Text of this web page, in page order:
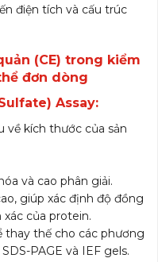
điện tích và cấu trúc
(CE) trong kiểm
đơn dòng
Assay:
về kích thước của sản
và cao phân giải.
giúp xác định độ đồng
của protein.
thay thế cho các phương
PAGE và IEF gels.